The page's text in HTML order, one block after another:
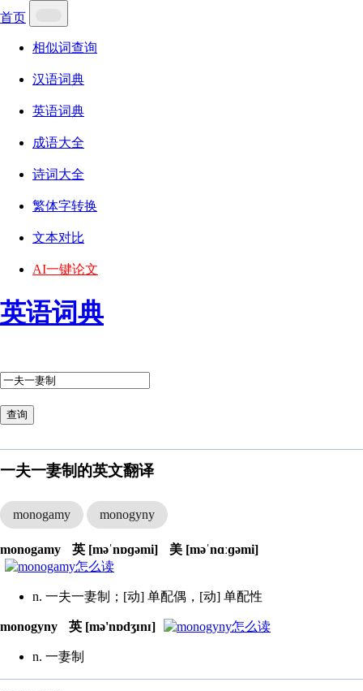
首页
相似词查询
汉语词典
英语词典
成语大全
诗词大全
繁体字转换
文本对比
AI一键论文
英语词典
查询
一夫一妻制的英文翻译
monogamy monogyny
monogamy 英 [məˈnɒɡəmi] 美 [məˈnɑːɡəmi]
n. 一夫一妻制；[动] 单配偶，[动] 单配性
monogyny 英 [mə'nɒdʒɪnɪ]
n. 一妻制